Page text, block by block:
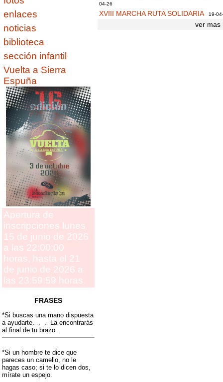
enlaces
noticias
biblioteca
sección infantil
Vuelta a Sierra
Espuña
Apertura de
inscripciones lunes
15 de junio de 2026
a las 22:00:00
horas, hasta el 21
de junio de 2026 a
las 23:59:59 horas.
FRASES
*Si buscas una mano dispuesta
a ayudarte. . . La encontrarás
al final de tu brazo.
*Si un hombre te dice que
pareces un camello, no le
hagas caso; si te lo dicen dos,
mírate un espejo.
04-26
XVIII MARCHA RUTA SOLIDARIA 19-
ver mas